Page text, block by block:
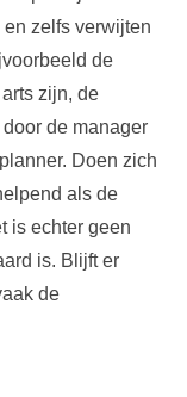
zelfs verwijten
de
zijn, de
de manager
Doen zich
als de
is echter geen
is. Blijft er
de